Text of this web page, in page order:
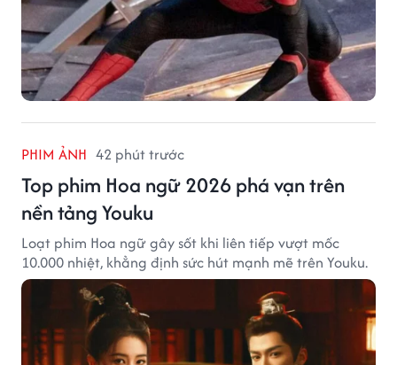
PHIM ẢNH 42 phút trước
Top phim Hoa ngữ 2026 phá vạn trên
nền tảng Youku
Loạt phim Hoa ngữ gây sốt khi liên tiếp vượt mốc
10.000 nhiệt, khẳng định sức hút mạnh mẽ trên Youku.